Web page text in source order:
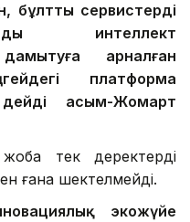
бұлтты сервистерді
интеллект
арналған
платформа
Қасым-Жомарт
тек деректерді
ғана шектелмейді.
экожүйе